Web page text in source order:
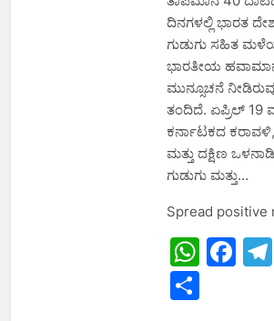
ದಿನಗಳಲ್ಲಿ ಭಾರತ
ಗುಡುಗು ಸಹಿತ
ಭಾರತೀಯ
ಮುನ್ಸೂಚನೆ
ತಂದಿದೆ. ಏಪ್ರಿಲ್ 19
ಕರ್ನಾಟಕದ
ಮತ್ತು ದಕ್ಷಿಣ
ಗುಡುಗು ಮತ್ತು…
Spread positive
Share